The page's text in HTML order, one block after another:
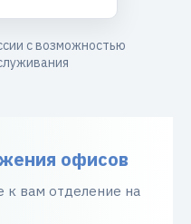
с возможностью
офисов
к вам отделение на